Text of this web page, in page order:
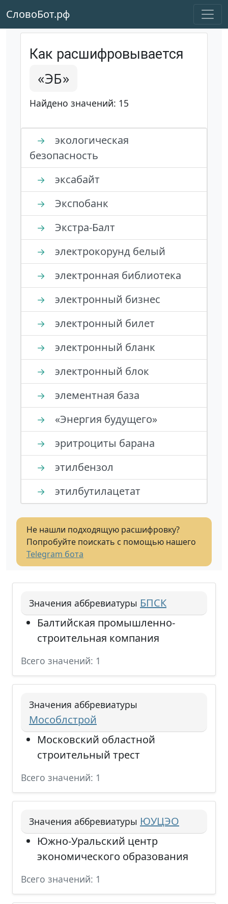
СловоБот.рф
Как расшифровывается
«ЭБ»
Найдено значений: 15
→
экологическая
безопасность
→ эксабайт
→ Экспобанк
→ Экстра-Балт
→ электрокорунд белый
→ электронная библиотека
→ электронный бизнес
→ электронный билет
→ электронный бланк
→ электронный блок
→ элементная база
→ «Энергия будущего»
→ эритроциты барана
→ этилбензол
→ этилбутилацетат
Не нашли подходящую расшифровку?
Попробуйте поискать с помощью нашего
Telegram бота
Значения аббревиатуры БПСК
Балтийская промышленно-
строительная компания
Всего значений: 1
Значения аббревиатуры
Мособлстрой
Московский областной
строительный трест
Всего значений: 1
Значения аббревиатуры ЮУЦЭО
Южно-Уральский центр
экономического образования
Всего значений: 1